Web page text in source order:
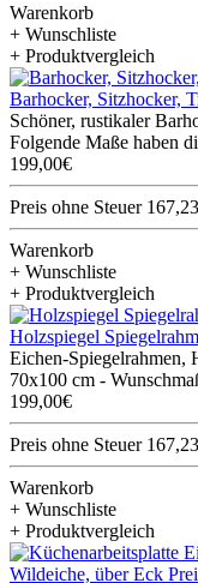
Warenkorb
+ Wunschliste
+ Produktvergleich
Barhocker, Sitzhocker,
Schöner, rustikaler
Folgende Maße haben
199,00€
Preis ohne Steuer
Warenkorb
+ Wunschliste
+ Produktvergleich
Holzspiegel
Eichen-Spiegelrahmen,
70x100 cm -
199,00€
Preis ohne Steuer
Warenkorb
+ Wunschliste
+ Produktvergleich